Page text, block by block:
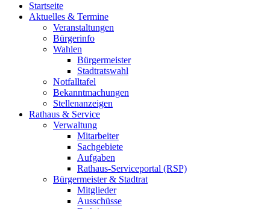
Startseite
Aktuelles & Termine
Veranstaltungen
Bürgerinfo
Wahlen
Bürgermeister
Stadtratswahl
Notfalltafel
Bekanntmachungen
Stellenanzeigen
Rathaus & Service
Verwaltung
Mitarbeiter
Sachgebiete
Aufgaben
Rathaus-Serviceportal (RSP)
Bürgermeister & Stadtrat
Mitglieder
Ausschüsse